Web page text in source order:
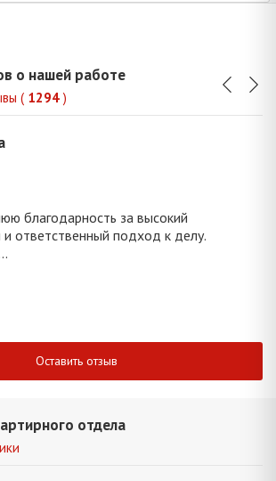
о нашей работе
( 1294 )
благодарность за высокий
ответственный подход к делу.
Оставить отзыв
отдела